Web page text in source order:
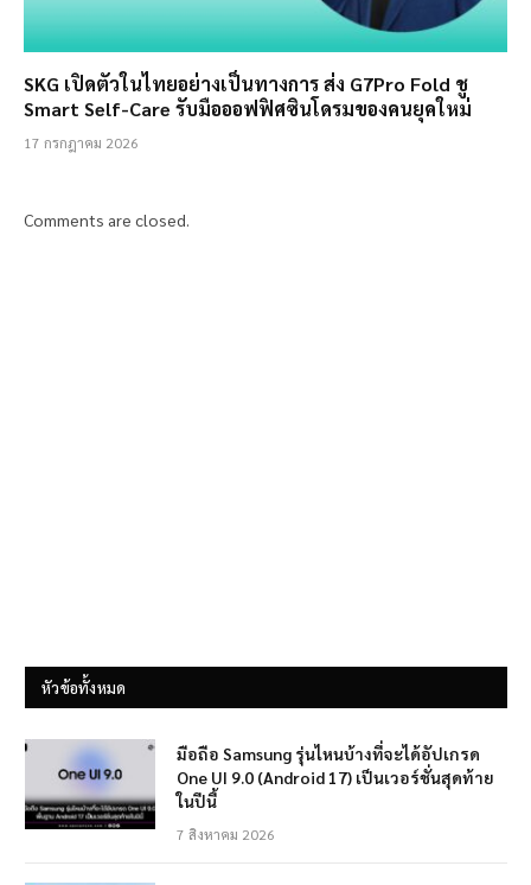
SKG เปิดตัวในไทยอย่างเป็นทางการ ส่ง G7Pro Fold ชู
Smart Self-Care รับมือออฟฟิศซินโดรมของคนยุคใหม่
17 กรกฎาคม 2026
Comments are closed.
หัวข้อทั้งหมด
มือถือ Samsung รุ่นไหนบ้างที่จะได้อัปเกรด
One UI 9.0 (Android 17) เป็นเวอร์ชั่นสุดท้าย
ในปีนี้
7 สิงหาคม 2026